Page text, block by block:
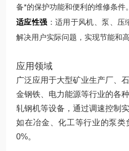
备*的保护功能和便利的维修条件。
适应性强 ：适用于风机、泵、
解决用户实际问题，实现节能和高
应用领域
广泛应用于大型矿业生产厂、
金钢铁、电力能源等行业的各
轧钢机等设备，通过调速控制
如在冶金、化工等行业的泵类
0%。